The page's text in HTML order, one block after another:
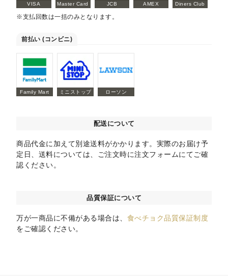
VISA Master Card JCB AMEX Diners Club
※支払回数は一括のみとなります。
前払い (コンビニ)
Family Mart ミニストップ ローソン
配送について
商品代金に加えて別途送料がかかります。実際のお届け予
定日、送料については、ご注文時に注文フォームにてご確
認ください。
品質保証について
万が一商品に不備がある場合は、 食べチョク品質保証制度
をご確認ください。